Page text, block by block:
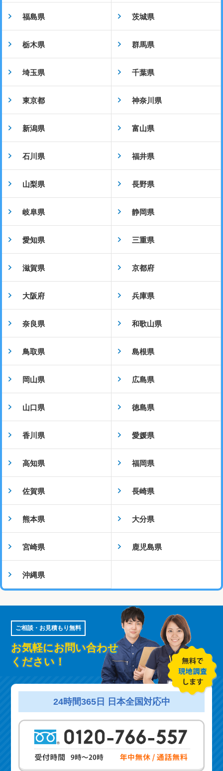
福島県 茨城県
栃木県 群馬県
埼玉県 千葉県
東京都 神奈川県
新潟県 富山県
石川県 福井県
山梨県 長野県
岐阜県 静岡県
愛知県 三重県
滋賀県 京都府
大阪府 兵庫県
奈良県 和歌山県
鳥取県 島根県
岡山県 広島県
山口県 徳島県
香川県 愛媛県
高知県 福岡県
佐賀県 長崎県
熊本県 大分県
宮崎県 鹿児島県
沖縄県
ご相談・お見積もり無料
お気軽にお問い合わせ
ください！
24時間365日 日本全国対応中